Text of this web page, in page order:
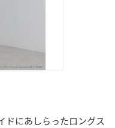
ドにあしらったロングス